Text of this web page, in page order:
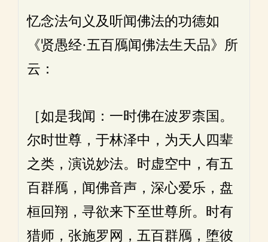
忆念法句义及听闻佛法的功德如
《贤愚经·五百鴈闻佛法生天品》所
云：
［如是我闻：一时佛在波罗柰国。
尔时世尊，于林泽中，为天人四辈
之类，演说妙法。时虚空中，有五
百群鴈，闻佛音声，深心爱乐，盘
桓回翔，寻欲来下至世尊所。时有
猎师，张施罗网，五百群鴈，堕彼